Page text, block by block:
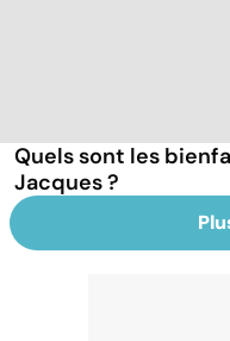
Quels sont les
Jacques ?